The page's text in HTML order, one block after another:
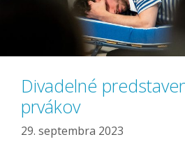
Divadelné
prvákov
29. septembra 2023